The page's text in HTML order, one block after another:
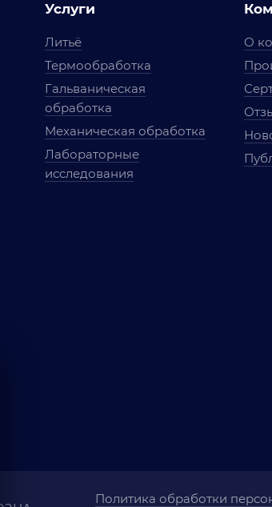
Услуги
Литьё
Термообработка
Гальваническая
обработка
Механическая обработка
Лабораторные
исследования
О
Политика обработки